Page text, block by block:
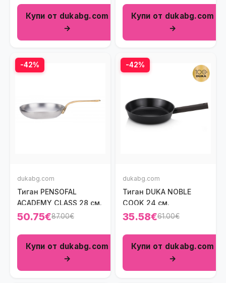
Купи от dukabg.com
→
Купи от dukabg.com
→
-42%
dukabg.com
Тиган PENSOFAL
ACADEMY CLASS 28 см.
50.75€87.00€
Купи от dukabg.com
→
-42%
dukabg.com
Тиган DUKA NOBLE
COOK 24 см.
35.58€61.00€
Купи от dukabg.com
→